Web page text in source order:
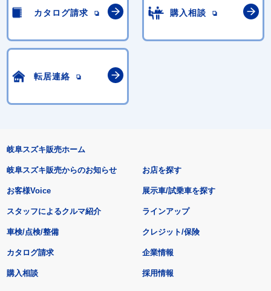
カタログ請求 購入相談
転居連絡
岐阜スズキ販売ホーム
岐阜スズキ販売からのお知らせ
お客様Voice
スタッフによるクルマ紹介
お店を探す
展示車/試乗車を探す
ラインアップ
車検/点検/整備 クレジット/保険
カタログ請求
購入相談
企業情報
採用情報